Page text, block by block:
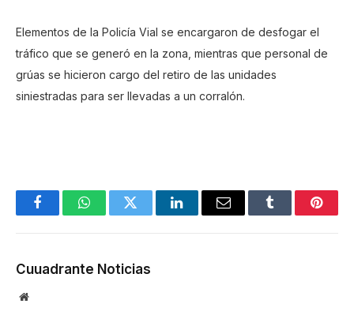
Elementos de la Policía Vial se encargaron de desfogar el
tráfico que se generó en la zona, mientras que personal de
grúas se hicieron cargo del retiro de las unidades
siniestradas para ser llevadas a un corralón.
FacebookWhatsAppTwitter LinkedInEmail Tumblr
Cuuadrante Noticias
Website